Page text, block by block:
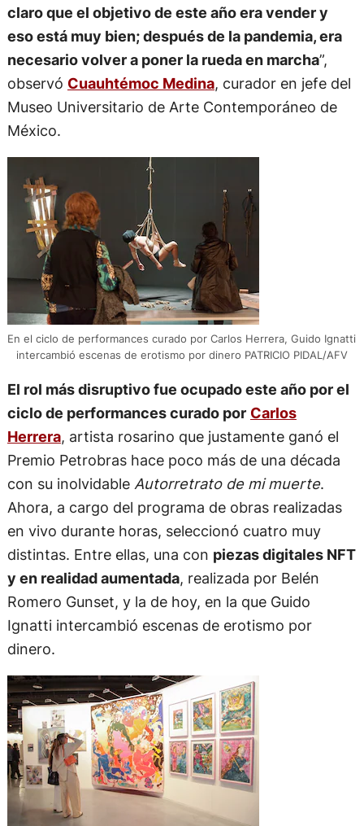
claro que el objetivo de este año era vender y
eso está muy bien; después de la pandemia, era
necesario volver a poner la rueda en marcha”,
observó Cuauhtémoc Medina, curador en jefe del
Museo Universitario de Arte Contemporáneo de
México.
En el ciclo de performances curado por Carlos Herrera, Guido Ignatti
intercambió escenas de erotismo por dinero PATRICIO PIDAL/AFV
El rol más disruptivo fue ocupado este año por el
ciclo de performances curado por Carlos
Herrera, artista rosarino que justamente ganó el
Premio Petrobras hace poco más de una década
con su inolvidable Autorretrato de mi muerte.
Ahora, a cargo del programa de obras realizadas
en vivo durante horas, seleccionó cuatro muy
distintas. Entre ellas, una con piezas digitales NFT
y en realidad aumentada, realizada por Belén
Romero Gunset, y la de hoy, en la que Guido
Ignatti intercambió escenas de erotismo por
dinero.